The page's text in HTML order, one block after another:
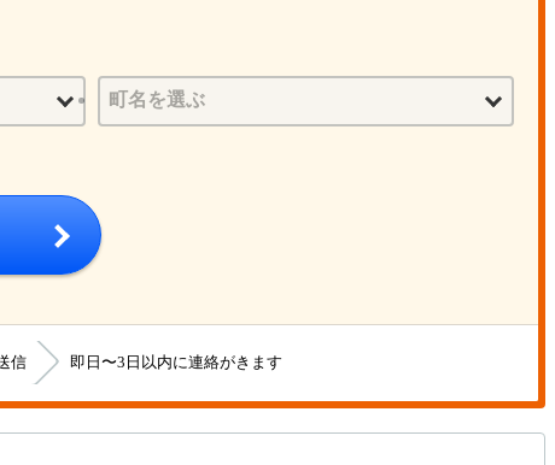
信 即日〜3日以内に連絡がきます